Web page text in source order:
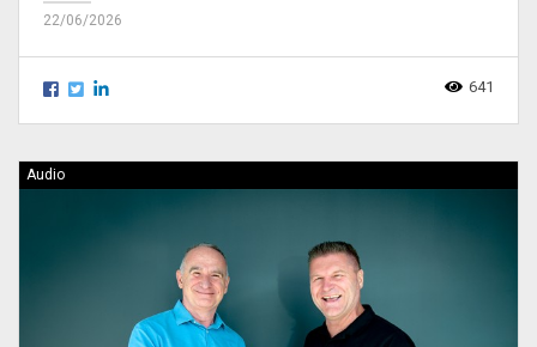
22/06/2026
641
Audio